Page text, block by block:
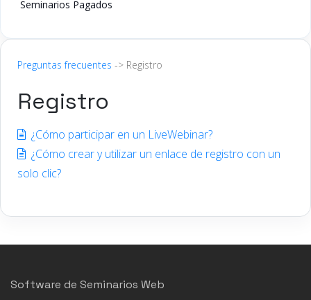
Seminarios Pagados
Preguntas frecuentes -> Registro
Registro
¿Cómo participar en un LiveWebinar?
¿Cómo crear y utilizar un enlace de registro con un
solo clic?
Software de Seminarios Web